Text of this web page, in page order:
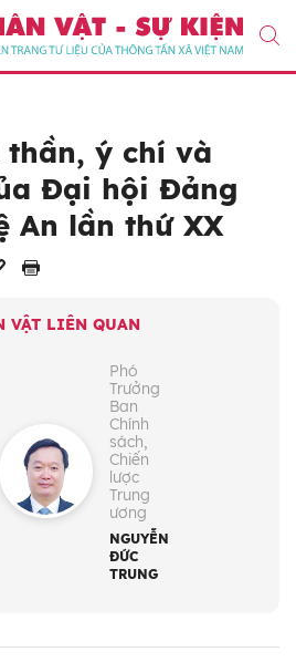
ý chí và
Đại hội Đảng
An lần thứ XX
VẬT LIÊN QUAN
Phó
Trưởng
Ban
Chính
sách,
Chiến
lược
Trung
ương
NGUYỄN
ĐỨC
TRUNG